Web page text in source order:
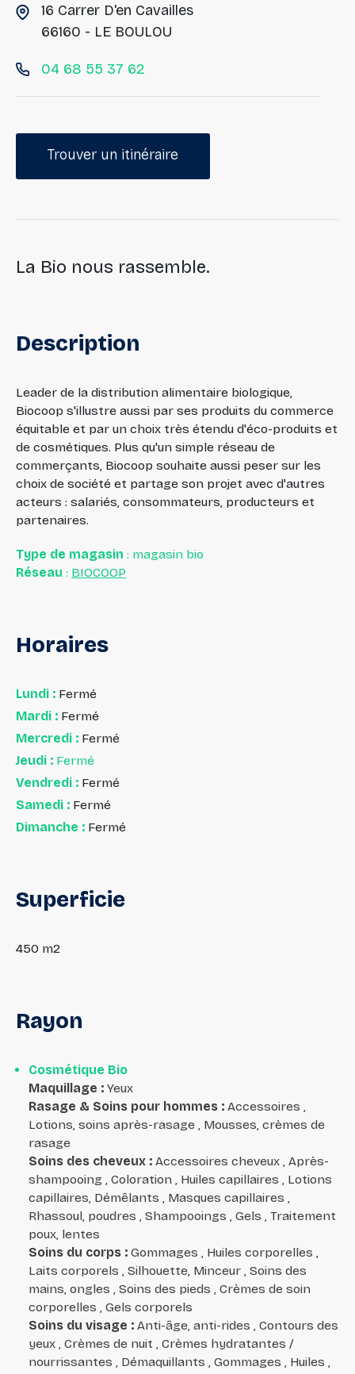
16 Carrer D'en Cavailles
66160 - LE BOULOU
04 68 55 37 62
Trouver un itinéraire
La Bio nous rassemble.
Description
Leader de la distribution alimentaire biologique,
Biocoop s'illustre aussi par ses produits du commerce
équitable et par un choix très étendu d'éco-produits et
de cosmétiques. Plus qu'un simple réseau de
commerçants, Biocoop souhaite aussi peser sur les
choix de société et partage son projet avec d'autres
acteurs : salariés, consommateurs, producteurs et
partenaires.
Type de magasin : magasin bio
Réseau : BIOCOOP
Horaires
Lundi : Fermé
Mardi : Fermé
Mercredi : Fermé
Jeudi : Fermé
Vendredi : Fermé
Samedi : Fermé
Dimanche : Fermé
Superficie
450 m2
Rayon
Cosmétique Bio
Maquillage : Yeux
Rasage & Soins pour hommes : Accessoires ,
Lotions, soins après-rasage , Mousses, crèmes de
rasage
Soins des cheveux : Accessoires cheveux , Après-
shampooing , Coloration , Huiles capillaires , Lotions
capillaires, Démêlants , Masques capillaires ,
Rhassoul, poudres , Shampooings , Gels , Traitement
poux, lentes
Soins du corps : Gommages , Huiles corporelles ,
Laits corporels , Silhouette, Minceur , Soins des
mains, ongles , Soins des pieds , Crèmes de soin
corporelles , Gels corporels
Soins du visage : Anti-âge, anti-rides , Contours des
yeux , Crèmes de nuit , Crèmes hydratantes /
nourrissantes , Démaquillants , Gommages , Huiles ,